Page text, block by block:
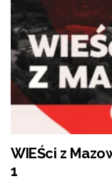
WIEŚci z
1